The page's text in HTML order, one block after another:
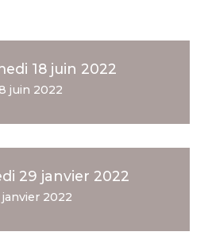
18 juin 2022
juin 2022
29 janvier 2022
2022